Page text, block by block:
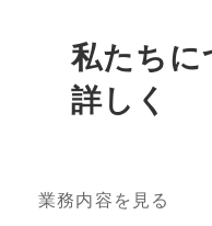
私たちに
詳しく
業務内容を見る